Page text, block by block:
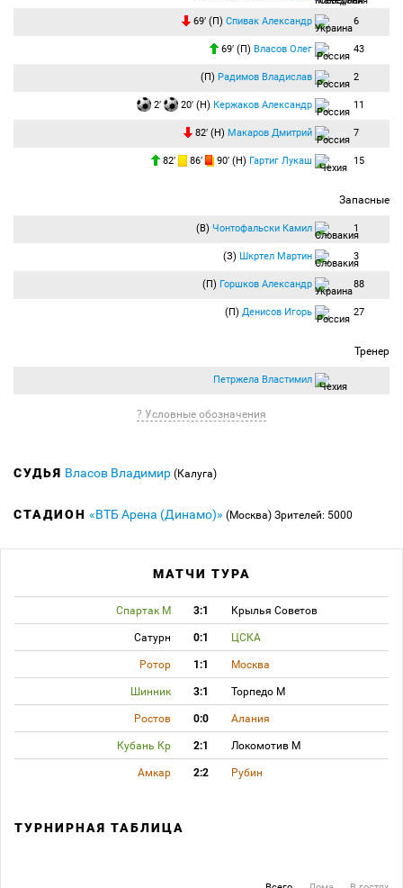
69′ (П) Спивак Александр 6
69′ (П) Власов Олег 43
(П) Радимов Владислав 2
2′ 20′ (Н) Кержаков Александр 11
82′ (Н) Макаров Дмитрий 7
82′ 86′ 90′ (Н) Гартиг Лукаш 15
Запасные
(В) Чонтофальски Камил 1
(З) Шкртел Мартин 3
(П) Горшков Александр 88
(П) Денисов Игорь 27
Тренер
Петржела Властимил
? Условные обозначения
СУДЬЯ Власов Владимир (Калуга)
СТАДИОН «ВТБ Арена (Динамо)» (Москва) Зрителей: 5000
МАТЧИ ТУРА
Спартак М 3:1 Крылья Советов
Сатурн 0:1 ЦСКА
Ротор 1:1 Москва
Шинник 3:1 Торпедо М
Ростов 0:0 Алания
Кубань Кр 2:1 Локомотив М
Амкар 2:2 Рубин
ТУРНИРНАЯ ТАБЛИЦА